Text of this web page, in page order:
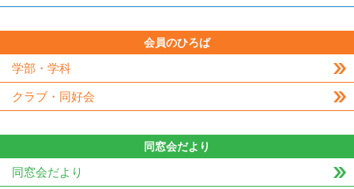
会員のひろば
学部・学科
クラブ・同好会
同窓会だより
同窓会だより